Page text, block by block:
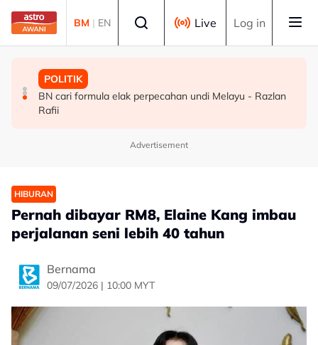
Skip to main content
BM | EN Live Log in
MALAYSIA
TH teliti memorandum NGO, terus laksana baki syor RCI
BISNES
Ringgit ditutup rendah berbanding dolar AS menjelang
pengumuman data pasaran buruh AS
POLITIK
BN cari formula elak perpecahan undi Melayu - Razlan
Rafii
Advertisement
HIBURAN
Pernah dibayar RM8, Elaine Kang imbau
perjalanan seni lebih 40 tahun
Bernama
09/07/2026 | 10:00 MYT